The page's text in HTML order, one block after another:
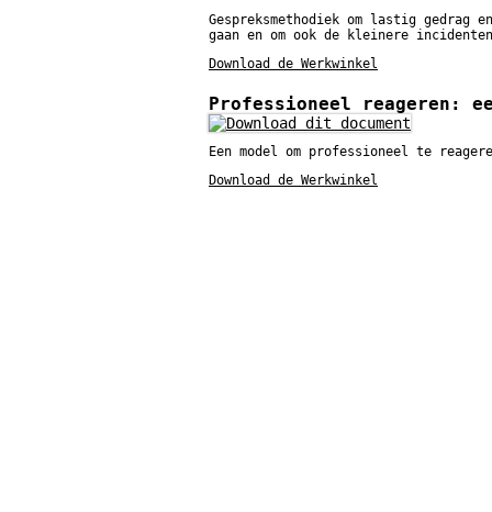
Gespreksmethodiek om lastig gedrag
gaan en om ook de kleinere
Download de Werkwinkel
Professioneel reageren:
Een model om professioneel te
Download de Werkwinkel